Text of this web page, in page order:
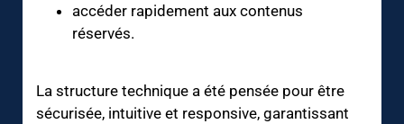
accéder rapidement aux contenus
réservés.
La structure technique a été pensée pour être
sécurisée, intuitive et responsive, garantissant